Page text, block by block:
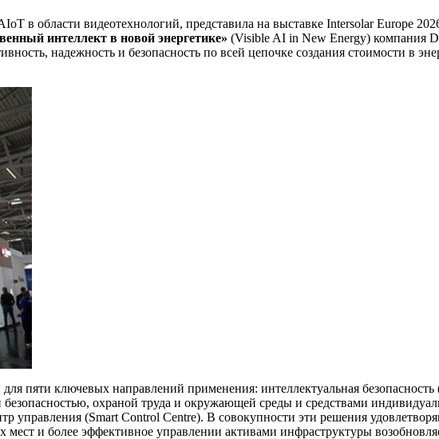
в области видеотехнологий, представила на выставке Intersolar Europe
интеллект в новой энергетике» (Visible AI in New Energy) компания
надежность и безопасность по всей цепочке создания стоимости в
пяти ключевых направлений применения: интеллектуальная
охраной труда и окружающей среды и средствами
управления (Smart Control Centre). В совокупности эти решения
и более эффективное управлении активами инфраструктуры